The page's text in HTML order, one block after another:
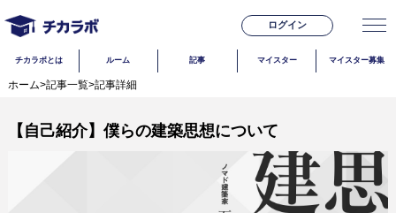
ログイン
チカラボとは ルーム 記事 マイスター マイスター募集
ホーム>記事一覧>記事詳細
【自己紹介】僕らの建築思想について